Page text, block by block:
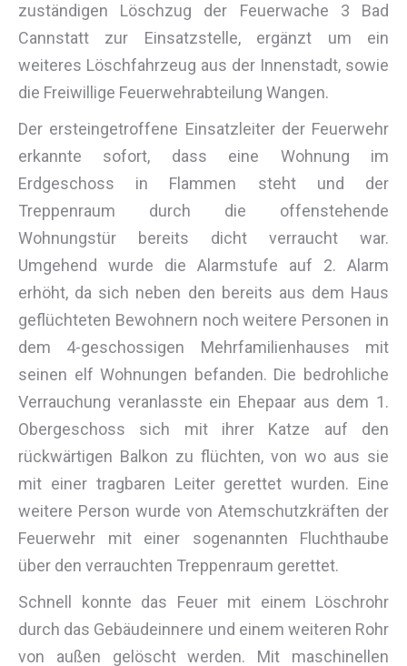
zuständigen Löschzug der Feuerwache 3 Bad
Cannstatt zur Einsatzstelle, ergänzt um ein
weiteres Löschfahrzeug aus der Innenstadt, sowie
die Freiwillige Feuerwehrabteilung Wangen.
Der ersteingetroffene Einsatzleiter der Feuerwehr
erkannte sofort, dass eine Wohnung im
Erdgeschoss in Flammen steht und der
Treppenraum durch die offenstehende
Wohnungstür bereits dicht verraucht war.
Umgehend wurde die Alarmstufe auf 2. Alarm
erhöht, da sich neben den bereits aus dem Haus
geflüchteten Bewohnern noch weitere Personen in
dem 4-geschossigen Mehrfamilienhauses mit
seinen elf Wohnungen befanden. Die bedrohliche
Verrauchung veranlasste ein Ehepaar aus dem 1.
Obergeschoss sich mit ihrer Katze auf den
rückwärtigen Balkon zu flüchten, von wo aus sie
mit einer tragbaren Leiter gerettet wurden. Eine
weitere Person wurde von Atemschutzkräften der
Feuerwehr mit einer sogenannten Fluchthaube
über den verrauchten Treppenraum gerettet.
Schnell konnte das Feuer mit einem Löschrohr
durch das Gebäudeinnere und einem weiteren Rohr
von außen gelöscht werden. Mit maschinellen